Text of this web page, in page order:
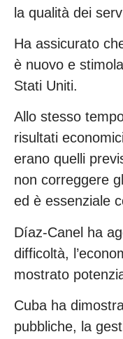
la qualità dei
Ha assicurato
è nuovo e
Stati Uniti.
Allo stesso
risultati
erano quelli
non correggere
ed è essenziale
Díaz-Canel ha
difficoltà,
mostrato
Cuba ha
pubbliche, la